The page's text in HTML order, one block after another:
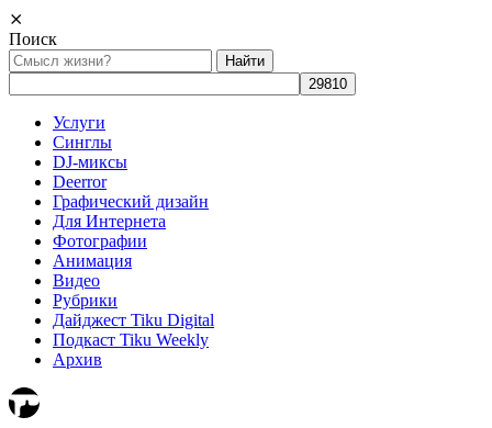
⨯
Поиск
Найти:
Услуги
Синглы
DJ-миксы
Deerror
Графический дизайн
Для Интернета
Фотографии
Анимация
Видео
Рубрики
Дайджест Tiku Digital
Подкаст Tiku Weekly
Архив